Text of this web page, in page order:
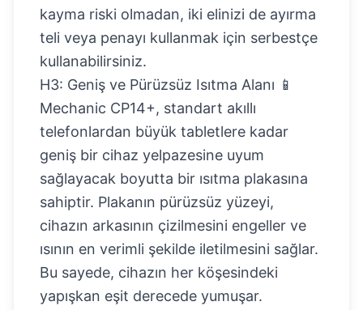
kayma riski olmadan, iki elinizi de ayırma
teli veya penayı kullanmak için serbestçe
kullanabilirsiniz.
H3: Geniş ve Pürüzsüz Isıtma Alanı 📱
Mechanic CP14+, standart akıllı
telefonlardan büyük tabletlere kadar
geniş bir cihaz yelpazesine uyum
sağlayacak boyutta bir ısıtma plakasına
sahiptir. Plakanın pürüzsüz yüzeyi,
cihazın arkasının çizilmesini engeller ve
ısının en verimli şekilde iletilmesini sağlar.
Bu sayede, cihazın her köşesindeki
yapışkan eşit derecede yumuşar.